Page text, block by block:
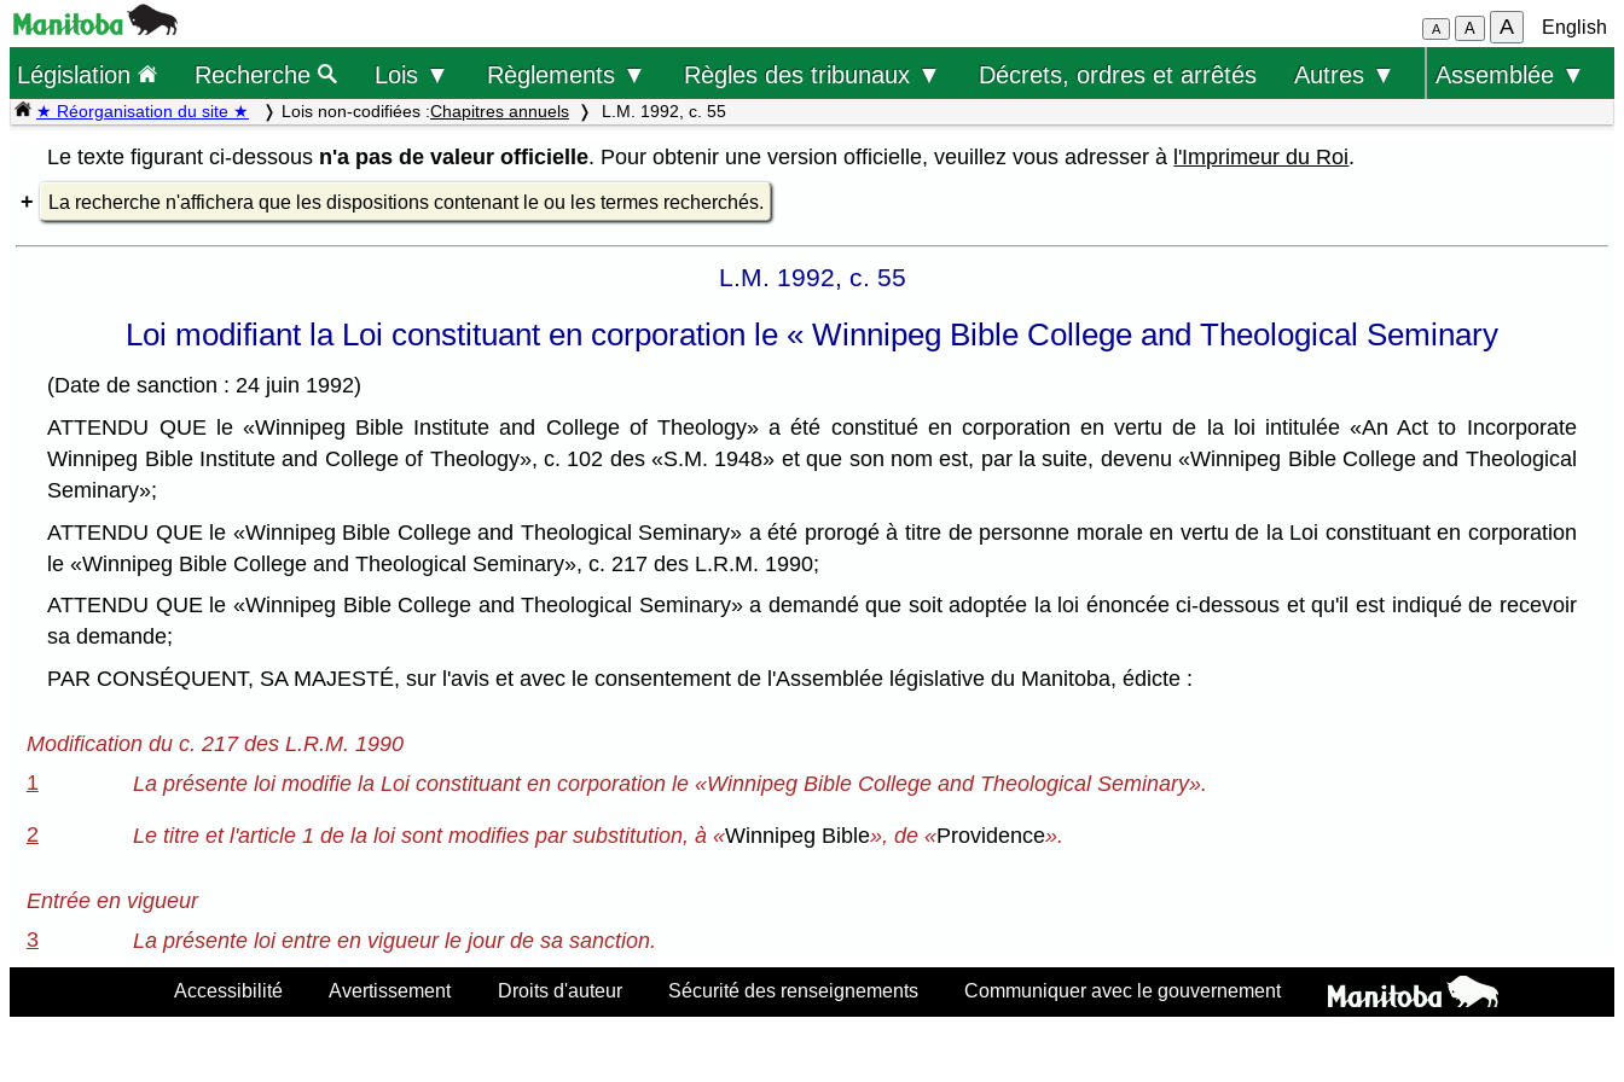
A A A English
Législation Recherche Lois ▼ Règlements ▼ Règles des tribunaux ▼ Décrets, ordres et arrêtés Autres ▼ Assemblée ▼
★ Réorganisation du site ★ Lois non-codifiées :Chapitres annuels L.M. 1992, c. 55
Le texte figurant ci-dessous n'a pas de valeur officielle. Pour obtenir une version officielle, veuillez vous adresser à l'Imprimeur du Roi.
La recherche n'affichera que les dispositions contenant le ou les termes recherchés.
L.M. 1992, c. 55
Loi modifiant la Loi constituant en corporation le « Winnipeg Bible College and Theological Seminary
(Date de sanction : 24 juin 1992)
ATTENDU QUE le «Winnipeg Bible Institute and College of Theology» a été constitué en corporation en vertu de la loi intitulée «An Act to Incorporate
Winnipeg Bible Institute and College of Theology», c. 102 des «S.M. 1948» et que son nom est, par la suite, devenu «Winnipeg Bible College and Theological
Seminary»;
ATTENDU QUE le «Winnipeg Bible College and Theological Seminary» a été prorogé à titre de personne morale en vertu de la Loi constituant en corporation
le «Winnipeg Bible College and Theological Seminary», c. 217 des L.R.M. 1990;
ATTENDU QUE le «Winnipeg Bible College and Theological Seminary» a demandé que soit adoptée la loi énoncée ci-dessous et qu'il est indiqué de recevoir
sa demande;
PAR CONSÉQUENT, SA MAJESTÉ, sur l'avis et avec le consentement de l'Assemblée législative du Manitoba, édicte :
Modification du c. 217 des L.R.M. 1990
1
La présente loi modifie la Loi constituant en corporation le «Winnipeg Bible College and Theological Seminary».
2 Le titre et l'article 1 de la loi sont modifies par substitution, à «Winnipeg Bible», de «Providence».
Entrée en vigueur
3
La présente loi entre en vigueur le jour de sa sanction.
Accessibilité Avertissement Droits d'auteur Sécurité des renseignements Communiquer avec le gouvernement